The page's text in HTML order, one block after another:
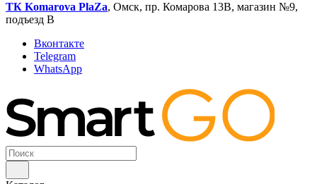
ТК Komarova PlaZa, Омск, пр. Комарова 13В, магазин №9,
подъезд В
Вконтакте
Telegram
WhatsApp